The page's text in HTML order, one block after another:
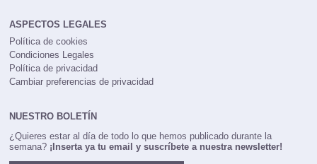
ASPECTOS LEGALES
Política de cookies
Condiciones Legales
Política de privacidad
Cambiar preferencias de privacidad
NUESTRO BOLETÍN
¿Quieres estar al día de todo lo que hemos publicado durante la
semana? ¡Inserta ya tu email y suscríbete a nuestra newsletter!